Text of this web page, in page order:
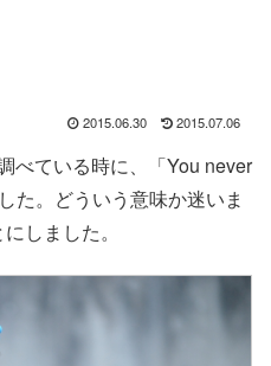
2015.06.30 2015.07.06
べている時に、「You never
た。どういう意味か迷いま
しました。